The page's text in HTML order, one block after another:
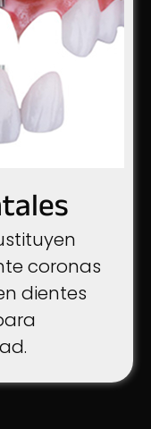
coronas
dientes